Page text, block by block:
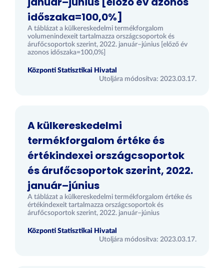
időszaka=100,0%]
A táblázat a külkereskedelmi termékforgalom
volumenindexeit tartalmazza országcsoportok és
árufőcsoportok szerint, 2022. január–június [előző év
azonos időszaka=100,0%]
Központi Statisztikai Hivatal
Utoljára módosítva: 2023.03.17.
A külkereskedelmi
termékforgalom értéke és
értékindexei országcsoportok
és árufőcsoportok szerint, 2022.
január–június
A táblázat a külkereskedelmi termékforgalom értéke és
értékindexeit tartalmazza országcsoportok és
árufőcsoportok szerint, 2022. január–június
Központi Statisztikai Hivatal
Utoljára módosítva: 2023.03.17.